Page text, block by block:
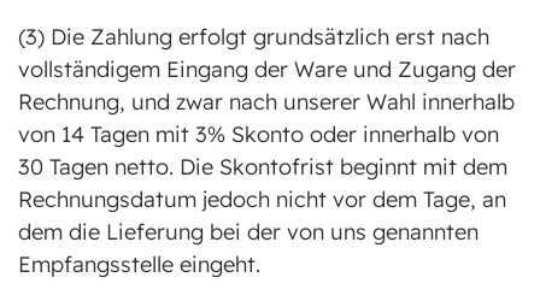
(3) Die Zahlung erfolgt grundsätzlich erst nach
vollständigem Eingang der Ware und Zugang der
Rechnung, und zwar nach unserer Wahl innerhalb
von 14 Tagen mit 3% Skonto oder innerhalb von
30 Tagen netto. Die Skontofrist beginnt mit dem
Rechnungsdatum jedoch nicht vor dem Tage, an
dem die Lieferung bei der von uns genannten
Empfangsstelle eingeht.